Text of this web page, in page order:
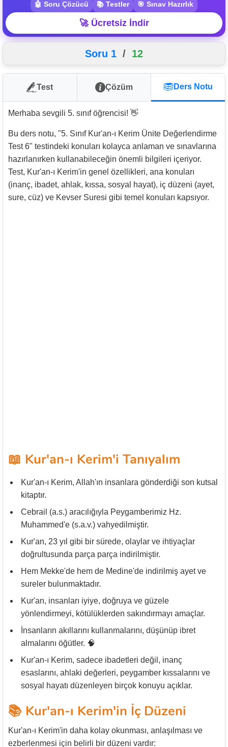
🤖 Soru Çözücü 📚 Testler 🎯 Sınav Hazırlık
🚀 Ücretsiz İndir
Soru 1 / 12
Test Çözüm Ders Notu
Merhaba sevgili 5. sınıf öğrencisi! 👋
Bu ders notu, "5. Sınıf Kur'an-ı Kerim Ünite Değerlendirme
Test 6" testindeki konuları kolayca anlaman ve sınavlarına
hazırlanırken kullanabileceğin önemli bilgileri içeriyor.
Test, Kur'an-ı Kerim'in genel özellikleri, ana konuları
(inanç, ibadet, ahlak, kıssa, sosyal hayat), iç düzeni (ayet,
sure, cüz) ve Kevser Suresi gibi temel konuları kapsıyor.
📖 Kur'an-ı Kerim'i Tanıyalım
Kur'an-ı Kerim, Allah'ın insanlara gönderdiği son kutsal
kitaptır.
Cebrail (a.s.) aracılığıyla Peygamberimiz Hz.
Muhammed'e (s.a.v.) vahyedilmiştir.
Kur'an, 23 yıl gibi bir sürede, olaylar ve ihtiyaçlar
doğrultusunda parça parça indirilmiştir.
Hem Mekke'de hem de Medine'de indirilmiş ayet ve
sureler bulunmaktadır.
Kur'an, insanları iyiye, doğruya ve güzele
yönlendirmeyi, kötülüklerden sakındırmayı amaçlar.
İnsanların akıllarını kullanmalarını, düşünüp ibret
almalarını öğütler. 🧠
Kur'an-ı Kerim, sadece ibadetleri değil, inanç
esaslarını, ahlaki değerleri, peygamber kıssalarını ve
sosyal hayatı düzenleyen birçok konuyu açıklar.
📚 Kur'an-ı Kerim'in İç Düzeni
Kur'an-ı Kerim'in daha kolay okunması, anlaşılması ve
ezberlenmesi için belirli bir düzeni vardır: